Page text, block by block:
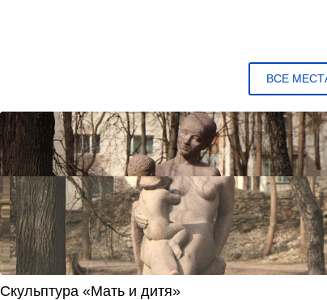
ВСЕ
Скульптура «Мать и дитя»